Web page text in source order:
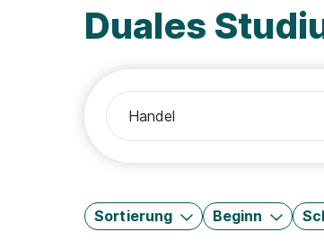
Duales
Sortierung Beginn